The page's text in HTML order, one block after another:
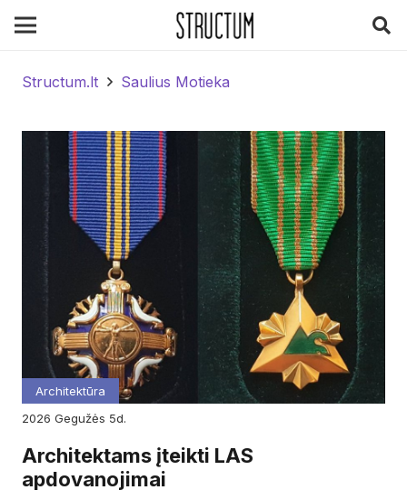
Structum.lt Saulius Motieka
Architektūra
2026
gegužės 5d.
Architektams įteikti LAS
apdovanojimai